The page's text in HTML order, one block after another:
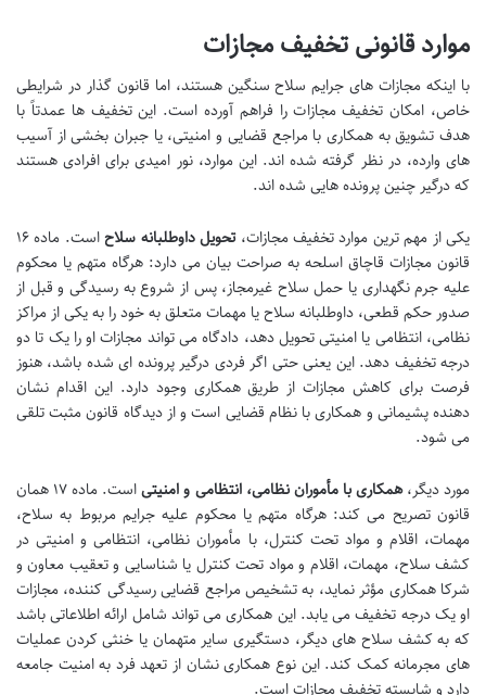
موارد قانونی تخفیف مجازات
با اینکه مجازات های جرایم سلاح سنگین هستند، اما قانون گذار در شرایطی
خاص، امکان تخفیف مجازات را فراهم آورده است. این تخفیف ها عمدتاً با
هدف تشویق به همکاری با مراجع قضایی و امنیتی، یا جبران بخشی از آسیب
های وارده، در نظر گرفته شده اند. این موارد، نور امیدی برای افرادی هستند
که درگیر چنین پرونده هایی شده اند.
یکی از مهم ترین موارد تخفیف مجازات،تحویل داوطلبانه سلاح
است. ماده ۱۶
قانون مجازات قاچاق اسلحه به صراحت بیان می دارد: هرگاه متهم یا محکوم
علیه جرم نگهداری یا حمل سلاح غیرمجاز، پس از شروع به رسیدگی و قبل از
صدور حکم قطعی، داوطلبانه سلاح یا مهمات متعلق به خود را به یکی از مراکز
نظامی، انتظامی یا امنیتی تحویل دهد، دادگاه می تواند مجازات او را یک تا دو
درجه تخفیف دهد. این یعنی حتی اگر فردی درگیر پرونده ای شده باشد، هنوز
فرصت برای کاهش مجازات از طریق همکاری وجود دارد. این اقدام نشان
دهنده پشیمانی و همکاری با نظام قضایی است و از دیدگاه قانون مثبت تلقی
می شود.
مورد دیگر،همکاری با مأموران نظامی، انتظامی و امنیتی
است. ماده ۱۷ همان
قانون تصریح می کند: هرگاه متهم یا محکوم علیه جرایم مربوط به سلاح،
مهمات، اقلام و مواد تحت کنترل، با مأموران نظامی، انتظامی و امنیتی در
کشف سلاح، مهمات، اقلام و مواد تحت کنترل یا شناسایی و تعقیب معاون و
شرکا همکاری مؤثر نماید، به تشخیص مراجع قضایی رسیدگی کننده، مجازات
او یک درجه تخفیف می یابد. این همکاری می تواند شامل ارائه اطلاعاتی باشد
که به کشف سلاح های دیگر، دستگیری سایر متهمان یا خنثی کردن عملیات
های مجرمانه کمک کند. این نوع همکاری نشان از تعهد فرد به امنیت جامعه
دارد و شایسته تخفیف مجازات است.